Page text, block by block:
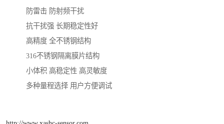
防雷击 防射频干扰
抗干扰强 长期稳定性好
高精度 全不锈钢结构
316不锈钢隔离膜片结构
小体积 高稳定性 高灵敏度
多种量程选择 用户方便调试